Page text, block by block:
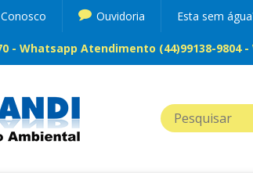
Esta sem
Ouvidoria
- Whatsapp Atendimento (44)99138-9804